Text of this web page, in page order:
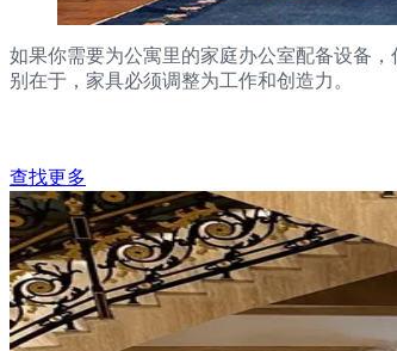
如果你需要为公寓里的家庭办公室配备设备
别在于，家具必须调整为工作和创造力。
查找更多